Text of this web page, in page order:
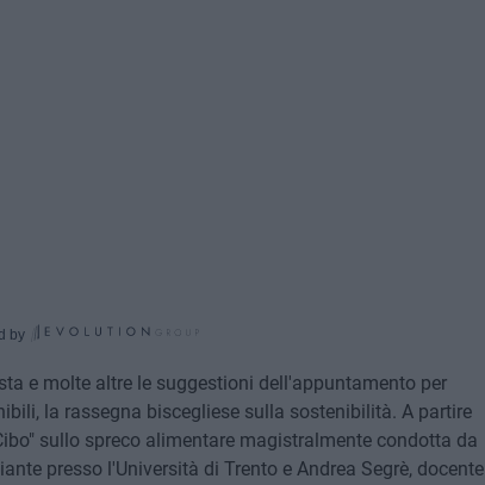
by
e molte altre le suggestioni dell'appuntamento per
la rassegna biscegliese sulla sostenibilità. A partire
sullo spreco alimentare magistralmente condotta da
presso l'Università di Trento e Andrea Segrè, docente